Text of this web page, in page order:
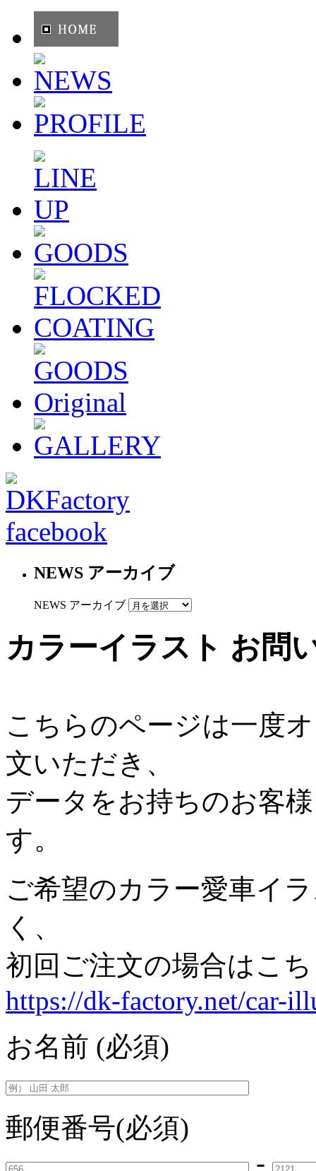
NEWS アーカイブ
NEWS アーカイブ
カラーイラスト お問
こちらのページは一度
文いただき、
データをお持ちのお客
す。
ご希望のカラー愛車イ
く、
初回ご注文の場合はこ
https://dk-factory.net/car-
お名前 (必須)
郵便番号(必須)
-